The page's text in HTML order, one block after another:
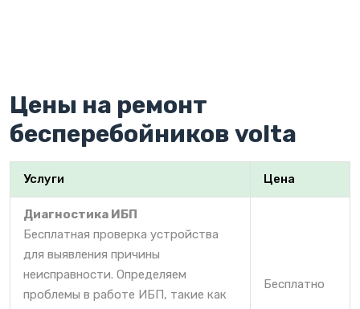
Цены на ремонт
бесперебойников volta
Услуги Цена
Диагностика ИБП
Бесплатная проверка устройства
для выявления причины
неисправности. Определяем
проблемы в работе ИБП, такие как
Бесплатно